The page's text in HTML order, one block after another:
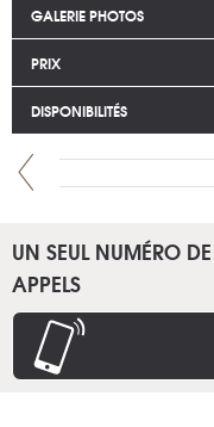
GALERIE PHOTOS
PRIX
DISPONIBILITÉS
UN SEUL NUMÉRO
APPELS